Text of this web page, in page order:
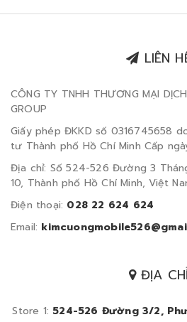
LIÊN
CÔNG TY TNHH THƯƠNG MẠI
GROUP
Giấy phép ĐKKD số 0316745658
tư Thành phố Hồ Chí Minh Cấp
Địa chỉ: Số 524-526 Đường 3
10, Thành phố Hồ Chí Minh, Việt
Điện thoại: 028 22 624 624
Email:
ĐỊA
Store 1: 524-526 Đường 3/2,